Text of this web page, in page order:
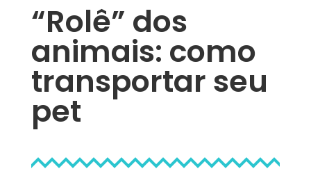
“Rolê” dos
animais: como
transportar seu
pet